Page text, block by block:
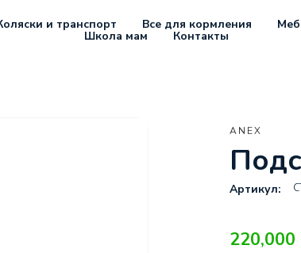
и транспорт Все для кормления
Школа мам Контакты
ANEX
Артикул:
220,000